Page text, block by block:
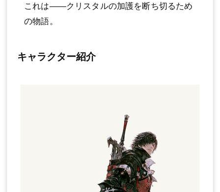
これは——クリスタルの加護を断ち切るため
の物語。
キャラクター紹介